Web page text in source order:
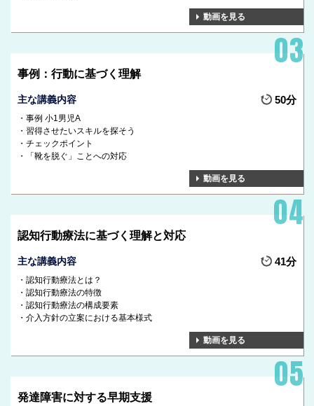
動画を見る
事例：行動に基づく理解
主な講義内容 50分
事例 小1男児A
習得させたいスキルを探そう
チェックポイント
「靴を脱ぐ」ことへの対応
動画を見る
認知行動療法に基づく理解と対応
主な講義内容 41分
認知行動療法とは？
認知行動療法の特徴
認知行動療法の構成要素
介入方針の立案における基本様式
動画を見る
発達障害に対する早期支援